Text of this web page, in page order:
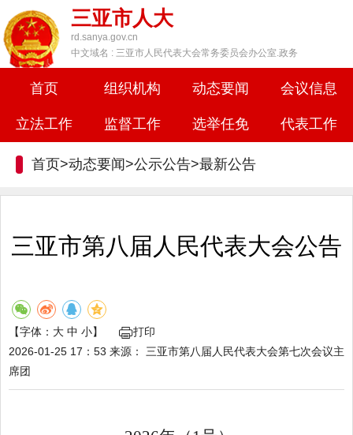
三亚市人大
rd.sanya.gov.cn
中文域名 : 三亚市人民代表大会常务委员会办公室.政务
首页 组织机构 动态要闻 会议信息
立法工作 监督工作 选举任免 代表工作
首页>动态要闻>公示公告>最新公告
三亚市第八届人民代表大会公告
【字体： 大 中 小】
打印
2026-01-25 17：53 来源：
三亚市第八届人民代表大会第七次会议主
席团